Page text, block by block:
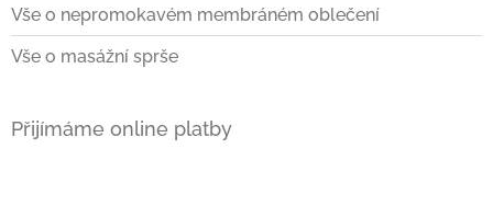
Vše o nepromokavém membráném oblečení
Vše o masážní sprše
Přijímáme online platby